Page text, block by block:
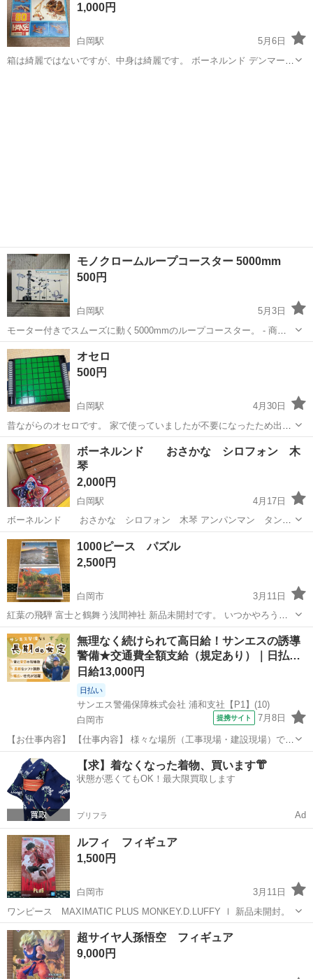
1,000円
白岡駅
5月6日
箱は綺麗ではないですが、中身は綺麗です。 ボーネルンド デンマーク
モノクロームループコースター 5000mm
500円
白岡駅
5月3日
モーター付きでスムーズに動く5000mmのループコースター。 - 商品
名: モノクロームループコースター - レール長: 5000mm - レベル: 1 -
特徴: モーター付きで動作する - 特徴: スムーズなファーレー...
埼玉 白岡市
オセロ
500円
白岡駅
4月30日
昔ながらのオセロです。 家で使っていましたが不要になったため出品
しました。 中古とご理解の上お取引をおねがいたします 3,4枚目でわ
かる通り少しはげているところがあります。 箱はありません。
埼玉 白岡市 白岡駅 ボードゲーム オセロ
ボーネルンド おさかな シロフォン 木
琴
2,000円
白岡駅
4月17日
ボーネルンド おさかな シロフォン 木琴 アンパンマン タンバ
リン セットです。 いずれも比較的綺麗かと思いますが、神経質な方は
ご遠慮ください。 恐縮ですが、価格相談不可です。おまとめであれば
価格相談乗ります。カワイのミ...
埼玉 白岡市 白岡駅 おもちゃ
1000ピース パズル
2,500円
白岡市
3月11日
紅葉の飛騨 富士と鶴舞う浅間神社 新品未開封です。 いつかやろうと
思い、時間がなくできなかったパズルをどなたか完成させてくださ
い。
埼玉 白岡市 パズル ピース
無理なく続けられて高日給！サンエスの誘導
警備★交通費全額支給（規定あり）｜日払…
日給13,000円
日払い
サンエス警備保障株式会社 浦和支社【P1】(10)
白岡市
提携サイト 7月8日
【お仕事内容】 【仕事内容】 様々な場所（工事現場・建設現場）での
交通誘導・案内をお任せします。 道路をご利用される車両や歩行者の
方が安全に安心して通行するために適切に誘導してください。 現場へ
の直行直帰が基本で、毎週・毎...
埼玉 警備員
【求】着なくなった着物、買います👘
状態が悪くてもOK！最大限買取します
プリフラ Ad
ルフィ フィギュア
1,500円
白岡市
3月11日
ワンピース MAXIMATIC PLUS MONKEY.D.LUFFY Ⅰ 新品未開封。
埼玉 白岡市 フィギュア 新品
超サイヤ人孫悟空 フィギュア
9,000円